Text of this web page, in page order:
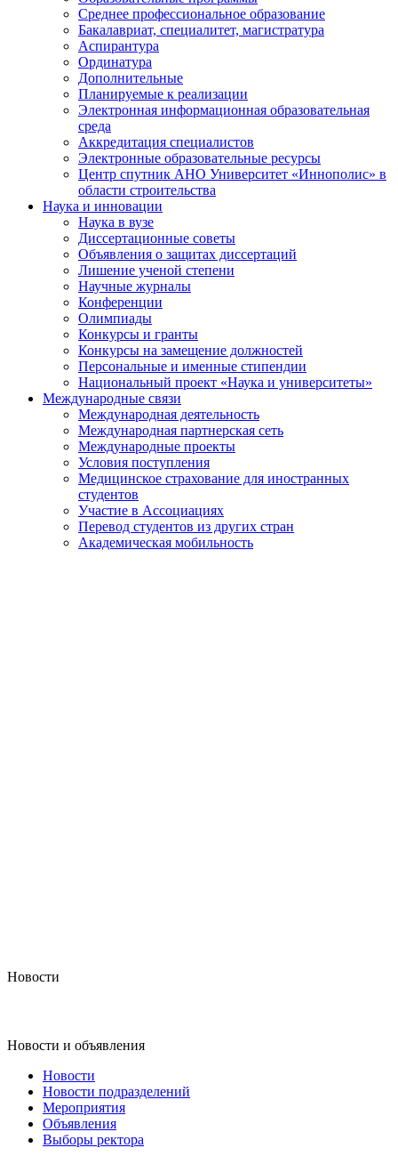
Среднее профессиональное образование
Бакалавриат, специалитет, магистратура
Аспирантура
Ординатура
Дополнительные
Планируемые к реализации
Электронная информационная образовательная
среда
Аккредитация специалистов
Электронные образовательные ресурсы
Центр спутник АНО Университет «Иннополис» в
области строительства
Наука и инновации
Наука в вузе
Диссертационные советы
Объявления о защитах диссертаций
Лишение ученой степени
Научные журналы
Конференции
Олимпиады
Конкурсы и гранты
Конкурсы на замещение должностей
Персональные и именные стипендии
Национальный проект «Наука и университеты»
Международные связи
Международная деятельность
Международная партнерская сеть
Международные проекты
Условия поступления
Медицинское страхование для иностранных
студентов
Участие в Ассоциациях
Перевод студентов из других стран
Академическая мобильность
Новости
Новости и объявления
Новости
Новости подразделений
Мероприятия
Объявления
Выборы ректора